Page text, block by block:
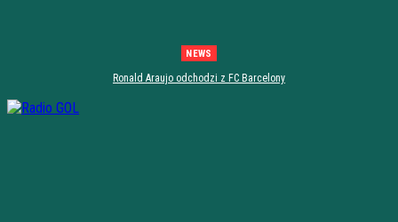
NEWS
Ronald Araujo odchodzi z FC Barcelony